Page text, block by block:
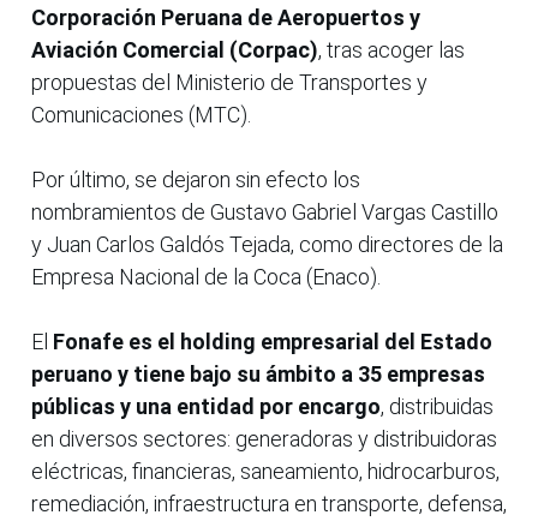
Corporación Peruana de Aeropuertos y
Aviación Comercial (Corpac), tras acoger las
propuestas del Ministerio de Transportes y
Comunicaciones (MTC).
Por último, se dejaron sin efecto los
nombramientos de Gustavo Gabriel Vargas Castillo
y Juan Carlos Galdós Tejada, como directores de la
Empresa Nacional de la Coca (Enaco).
El Fonafe es el holding empresarial del Estado
peruano y tiene bajo su ámbito a 35 empresas
públicas y una entidad por encargo, distribuidas
en diversos sectores: generadoras y distribuidoras
eléctricas, financieras, saneamiento, hidrocarburos,
remediación, infraestructura en transporte, defensa,